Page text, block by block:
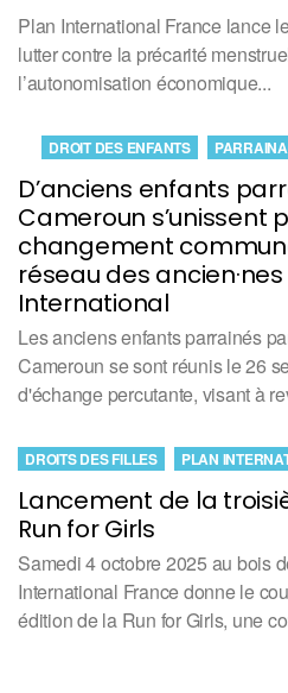
Plan International France lance
lutter contre la précarité
l’autonomisation économique...
D’anciens enfants
Cameroun s’unissent
changement
réseau des
International
DROIT DES ENFANTS
Les anciens enfants parrainés
Cameroun se sont réunis le 26
d'échange percutante, visant à
Lancement de la
Run for Girls
DROITS DES FILLES PLAN
Samedi 4 octobre 2025 au bois
International France donne le
édition de la Run for Girls, une